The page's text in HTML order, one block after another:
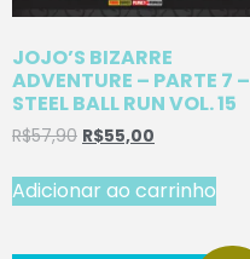
JOJO’S BIZARRE
ADVENTURE – PARTE 7 –
STEEL BALL RUN VOL. 15
R$57,90 R$55,00
Adicionar ao carrinho